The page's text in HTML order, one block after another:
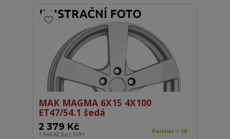
MAK MAGMA 6X15 4X100
ET47/54.1 šedá
2 379 Kč
1 966 Kč bez DPH Partner > 10